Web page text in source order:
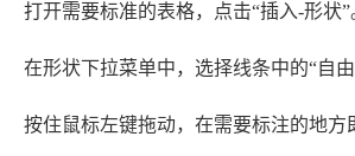
打开需要标准的表格，点击“插入-形状”
在形状下拉菜单中，选择线条中的“自由
按住鼠标左键拖动，在需要标注的地方